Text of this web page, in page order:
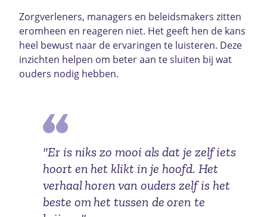
Zorgverleners, managers en beleidsmakers zitten
eromheen en reageren niet. Het geeft hen de kans
heel bewust naar de ervaringen te luisteren. Deze
inzichten helpen om beter aan te sluiten bij wat
ouders nodig hebben.
"Er is niks zo mooi als dat je zelf iets
hoort en het klikt in je hoofd. Het
verhaal horen van ouders zelf is het
beste om het tussen de oren te